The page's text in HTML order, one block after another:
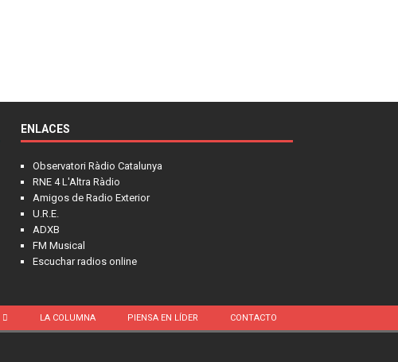
ENLACES
Observatori Ràdio Catalunya
RNE 4 L'Altra Ràdio
Amigos de Radio Exterior
U.R.E.
ADXB
FM Musical
Escuchar radios online
LA COLUMNA PIENSA EN LÍDER CONTACTO